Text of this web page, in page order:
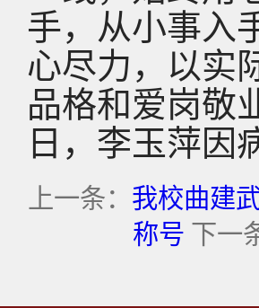
手，从小事入
心尽力，以实
品格和爱岗敬
日，李玉萍因
上一条： 我校曲建
称号 下一